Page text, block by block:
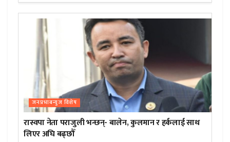
जनप्रभाबन्युज विशेष
रास्वपा नेता पराजुली भन्छन्- बालेन, कुलमान र हर्कलाई साथ
लिएर अघि बढ्छौँ